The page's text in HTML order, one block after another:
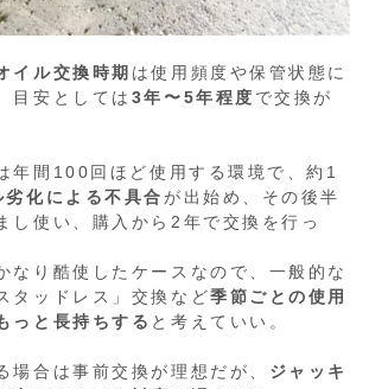
イル交換時期 は使用頻度や保管状態に
目安としては 3年〜5年程度 で交換が
年間100回ほど使用する環境で、約1
劣化による不具合 が出始め、その後半
し使い、購入から2年で交換を行っ
なり酷使したケースなので、一般的な
タッドレス」交換など季節ごとの使用
っと長持ちする と考えていい。
場合は事前交換が理想だが、 ジャッキ